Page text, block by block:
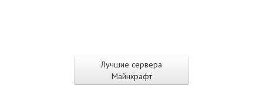
Лучшие сервера
Майнкрафт